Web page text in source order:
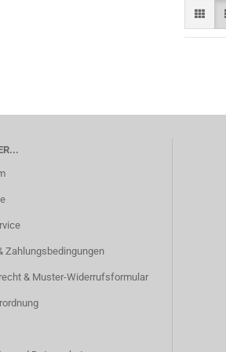
Zahlungsbedingungen
& Muster-Widerrufsformular